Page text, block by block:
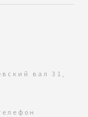
вал 31,